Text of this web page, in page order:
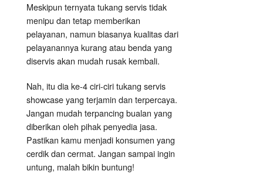
Meskipun ternyata tukang servis tidak
menipu dan tetap memberikan
pelayanan, namun biasanya kualitas dari
pelayanannya kurang atau benda yang
diservis akan mudah rusak kembali.
Nah, itu dia ke-4 ciri-ciri tukang servis
showcase yang terjamin dan terpercaya.
Jangan mudah terpancing bualan yang
diberikan oleh pihak penyedia jasa.
Pastikan kamu menjadi konsumen yang
cerdik dan cermat. Jangan sampai ingin
untung, malah bikin buntung!